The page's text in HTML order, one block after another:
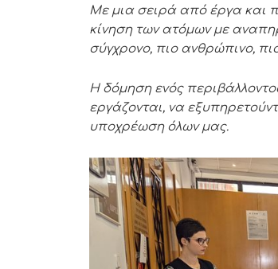
Με μια σειρά από έργα και
κίνηση των ατόμων με
σύγχρονο, πιο ανθρώπινο,
Η δόμηση ενός
εργάζονται, να
υποχρέωση όλων μας.